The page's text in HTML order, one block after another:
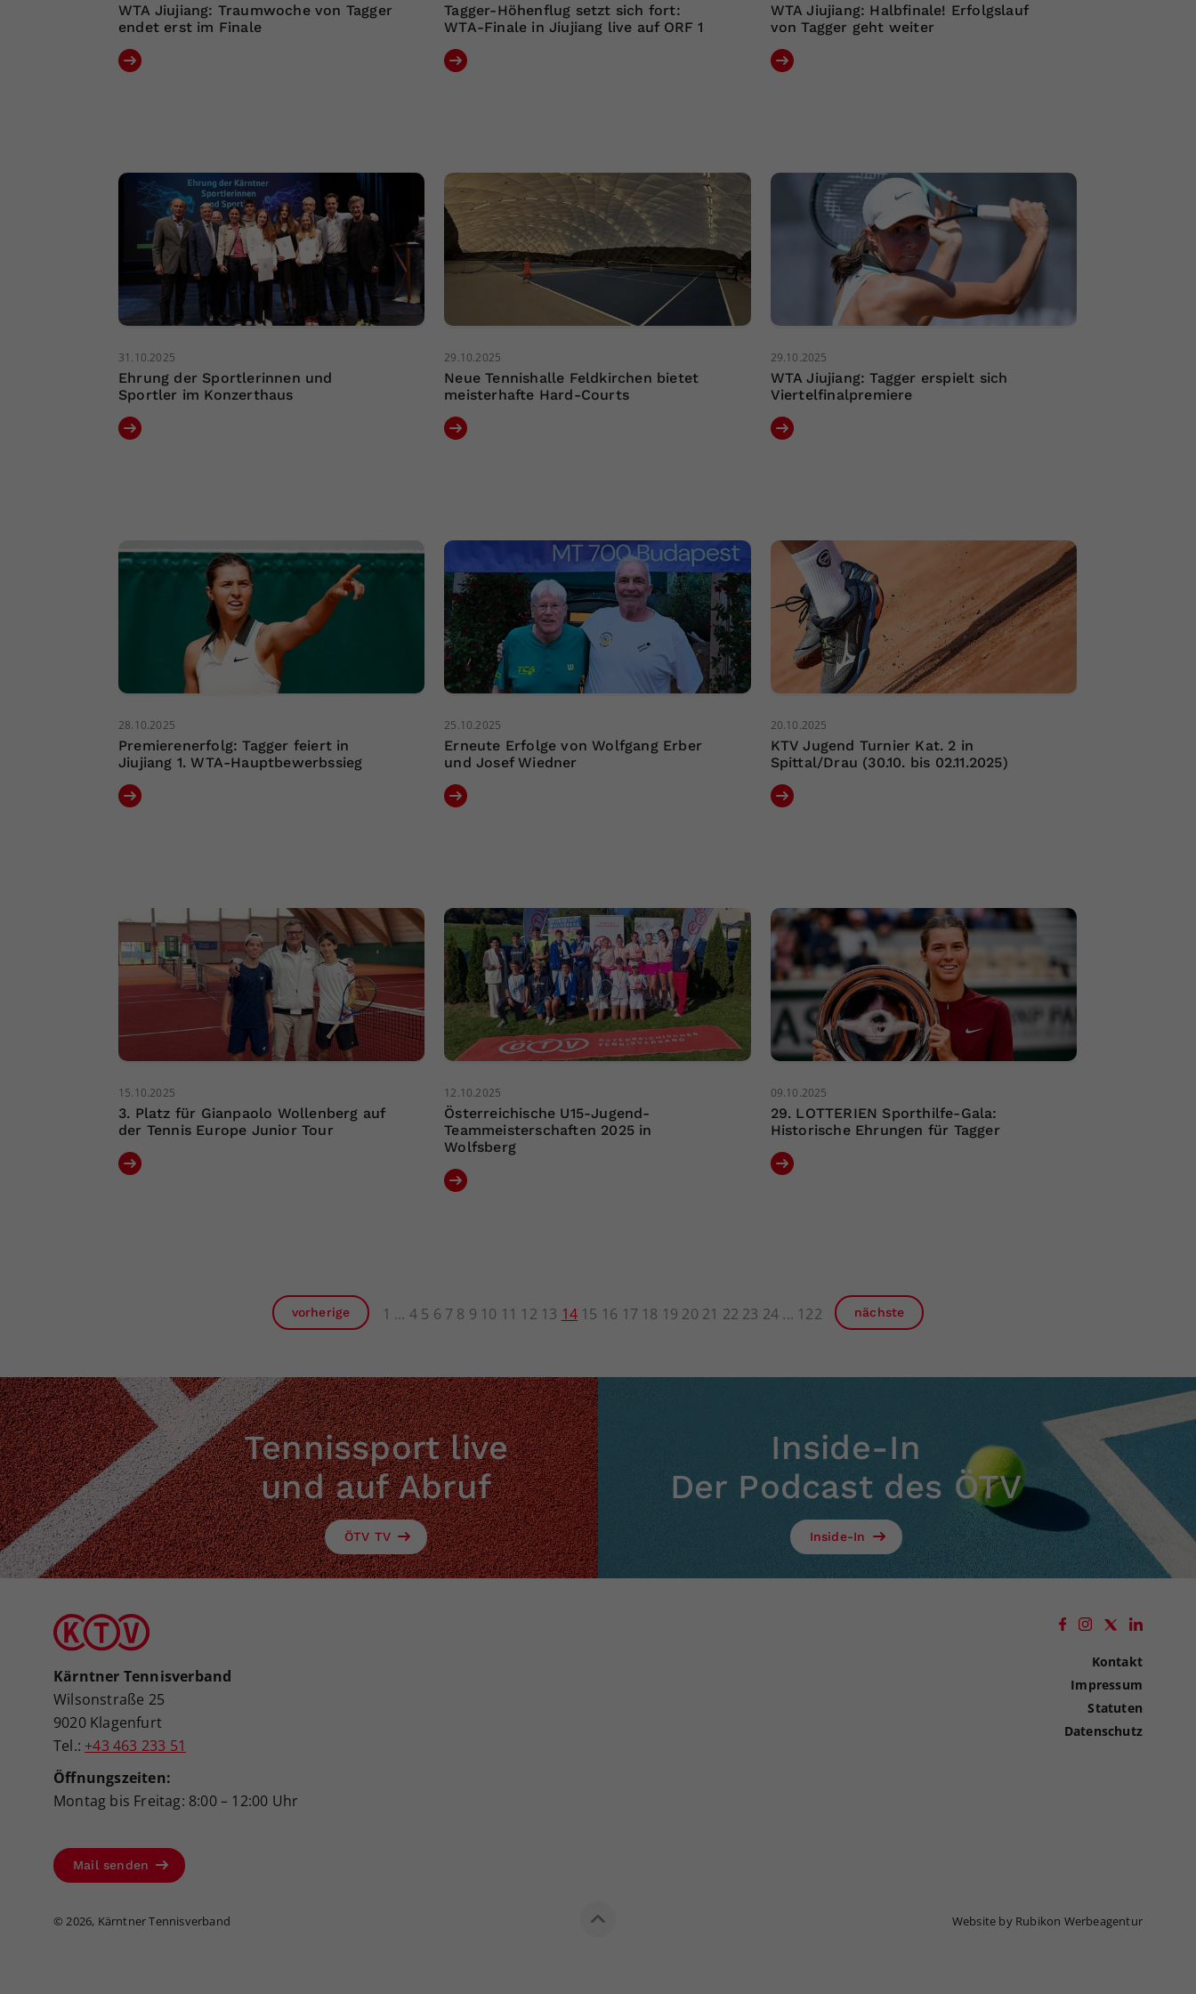
WTA Jiujiang: Traumwoche von Tagger
endet erst im Finale
Tagger-Höhenflug setzt sich fort:
WTA-Finale in Jiujiang live auf ORF 1
WTA Jiujiang: Halbfinale! Erfolgslauf
von Tagger geht weiter
31.10.2025
Ehrung der Sportlerinnen und
Sportler im Konzerthaus
29.10.2025
Neue Tennishalle Feldkirchen bietet
meisterhafte Hard-Courts
29.10.2025
WTA Jiujiang: Tagger erspielt sich
Viertelfinalpremiere
28.10.2025
Premierenerfolg: Tagger feiert in
Jiujiang 1. WTA-Hauptbewerbssieg
25.10.2025
Erneute Erfolge von Wolfgang Erber
und Josef Wiedner
20.10.2025
KTV Jugend Turnier Kat. 2 in
Spittal/Drau (30.10. bis 02.11.2025)
15.10.2025
3. Platz für Gianpaolo Wollenberg auf
der Tennis Europe Junior Tour
12.10.2025
Österreichische U15-Jugend-
Teammeisterschaften 2025 in
Wolfsberg
09.10.2025
29. LOTTERIEN Sporthilfe-Gala:
Historische Ehrungen für Tagger
vorherige 1 4 5 6 7 8 9 10 11 12 13 14 15 16 17 18 19 20 21 22 23 24 122 nächste
Tennissport live
und auf Abruf
ÖTV TV
Inside-In
Der Podcast des ÖTV
Inside-In
Kärntner Tennisverband
Wilsonstraße 25
9020 Klagenfurt
Tel.: +43 463 233 51
Öffnungszeiten:
Montag bis Freitag: 8:00 – 12:00 Uhr
Mail senden
Kontakt
Impressum
Statuten
Datenschutz
© 2026, Kärntner Tennisverband Website by Rubikon Werbeagentur